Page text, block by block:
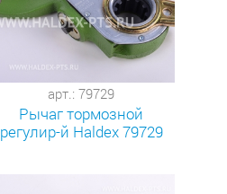
арт.: 79729
Рычаг тормозной
регулир-й Haldex 79729